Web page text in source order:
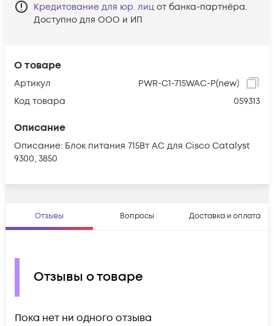
О товаре
Артикул
PWR-C1-715WAC-P(new)
Код товара
059313
Описание
Описание: Блок питания 715Вт AC для Cisco Catalyst
9300, 3850
Кредитование для юр. лиц от банка-партнёра.
Доступно для ООО и ИП
Отзывы Вопросы Доставка и оплата
Отзывы о товаре
Пока нет ни одного отзыва